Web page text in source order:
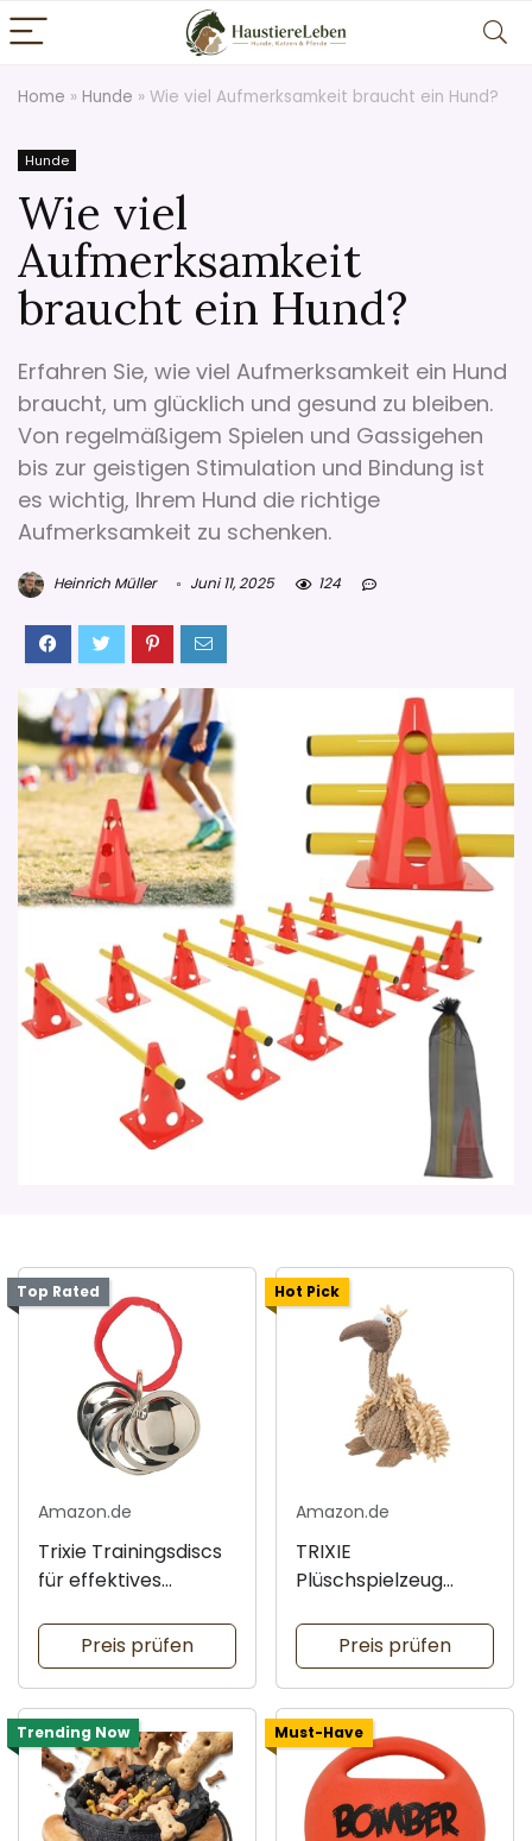
Home » Hunde » Wie viel Aufmerksamkeit braucht ein Hund?
Hunde
Wie viel
Aufmerksamkeit
braucht ein Hund?
Erfahren Sie, wie viel Aufmerksamkeit ein Hund
braucht, um glücklich und gesund zu bleiben.
Von regelmäßigem Spielen und Gassigehen
bis zur geistigen Stimulation und Bindung ist
es wichtig, Ihrem Hund die richtige
Aufmerksamkeit zu schenken.
Heinrich Müller Juni 11, 2025 124
Top Rated
Amazon.de
Trixie Trainingsdiscs
für effektives
Preis prüfen
Hot Pick
Amazon.de
TRIXIE
Plüschspielzeug
HundePreis prüfen
Trending Now Must-Have